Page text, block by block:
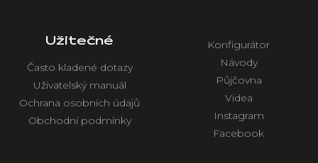
Užitečné
Často kladené dotazy
Uživatelský manuál
Ochrana osobních údajů
Obchodní podmínky
Konfigurátor
Návody
Půjčovna
Videa
Instagram
Facebook